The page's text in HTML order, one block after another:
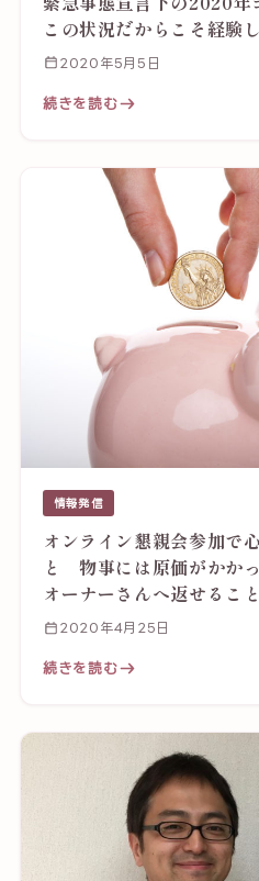
この状況だからこそ経験
2020年5月5日
続きを読む
情報発信
オンライン懇親会参加で
と 物事には原価がかか
オーナーさんへ返せるこ
2020年4月25日
続きを読む